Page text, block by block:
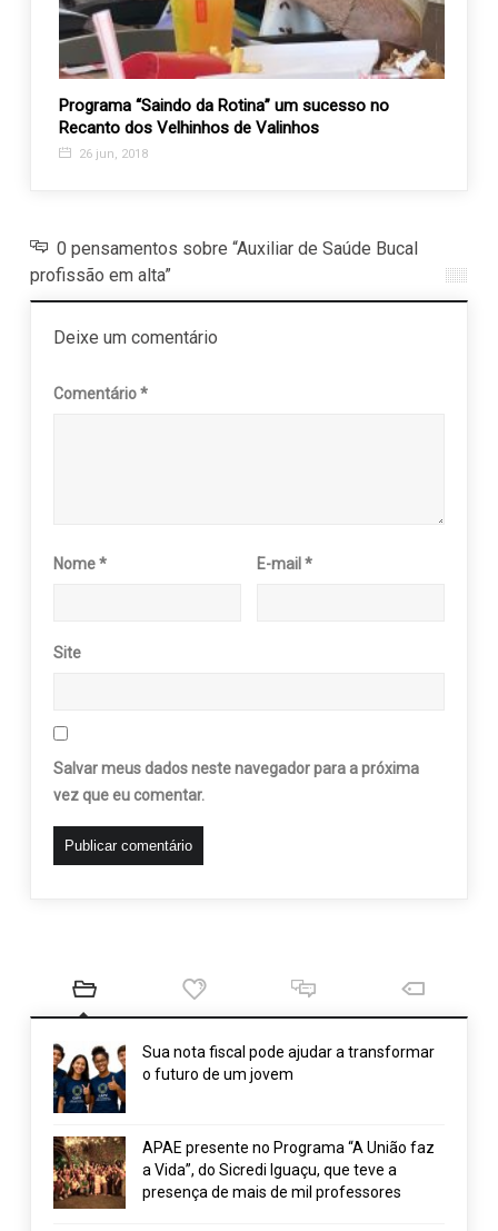
Programa “Saindo da Rotina” um sucesso no
Recanto dos Velhinhos de Valinhos
26 jun, 2018
0 pensamentos sobre “Auxiliar de Saúde Bucal
profissão em alta”
Deixe um comentário
Comentário*
Nome* E-mail*
Site
Salvar meus dados neste navegador para a próxima
vez que eu comentar.
Sua nota fiscal pode ajudar a transformar
o futuro de um jovem
APAE presente no Programa “A União faz
a Vida”, do Sicredi Iguaçu, que teve a
presença de mais de mil professores